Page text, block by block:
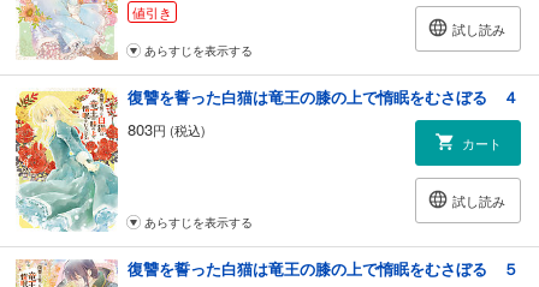
値引き
試し読み
あらすじを表示する
復讐を誓った白猫は竜王の膝の上で惰眠をむさぼる ４
803円 (税込)
カート
試し読み
あらすじを表示する
復讐を誓った白猫は竜王の膝の上で惰眠をむさぼる ５